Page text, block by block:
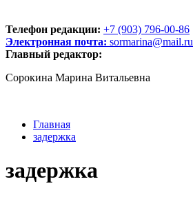
Телефон редакции: +7 (903) 796-00-86
Электронная почта: sormarina@mail.ru
Главный редактор:
Сорокина Марина Витальевна
Главная
задержка
задержка